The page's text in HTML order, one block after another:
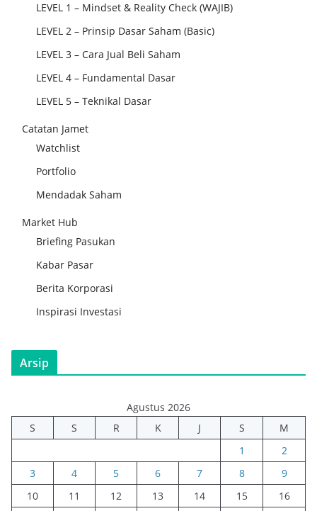
LEVEL 1 – Mindset & Reality Check (WAJIB)
LEVEL 2 – Prinsip Dasar Saham (Basic)
LEVEL 3 – Cara Jual Beli Saham
LEVEL 4 – Fundamental Dasar
LEVEL 5 – Teknikal Dasar
Catatan Jamet
Watchlist
Portfolio
Mendadak Saham
Market Hub
Briefing Pasukan
Kabar Pasar
Berita Korporasi
Inspirasi Investasi
Arsip
Agustus 2026
S
S R K J S
M
1
2
3
4 5 6 7 8
9
10
11 12 13 14 15
16